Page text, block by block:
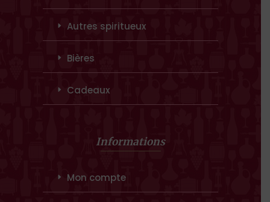
Autres spiritueux
Bières
Cadeaux
Informations
Mon compte